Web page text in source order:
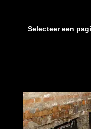
Selecteer een